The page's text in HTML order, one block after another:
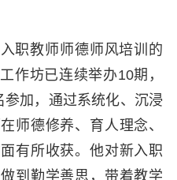
职教师师德师风培训的
作坊已连续举办10期，
加，通过系统化、沉浸
师德修养、育人理念、
有所收获。他对新入职
到勤学善思，带着教学